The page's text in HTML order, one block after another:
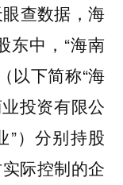
查数据，海
东中，“海南
以下简称“海
投资有限公
”）分别持股
际控制的企